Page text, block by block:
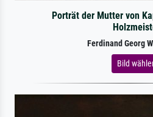
Porträt der Mutter von
Ferdinand Georg
Bild